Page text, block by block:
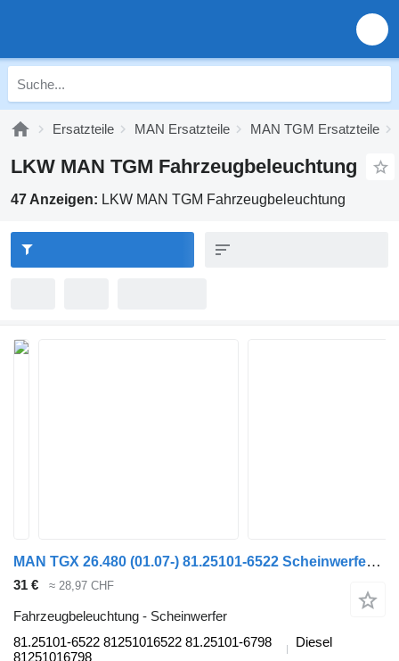
Ersatzteile MAN Ersatzteile MAN TGM Ersatzteile
LKW MAN TGM Fahrzeugbeleuchtung
47 Anzeigen: LKW MAN TGM Fahrzeugbeleuchtung
MAN TGX 26.480 (01.07-) 81.25101-6522 Scheinwerfer für MAN TGL, TGM, TGS, TGX (2005-2021) LKW
31 € ≈ 28,97 CHF
Fahrzeugbeleuchtung - Scheinwerfer
81.25101-6522 81251016522 81.25101-6798
81251016798
Diesel